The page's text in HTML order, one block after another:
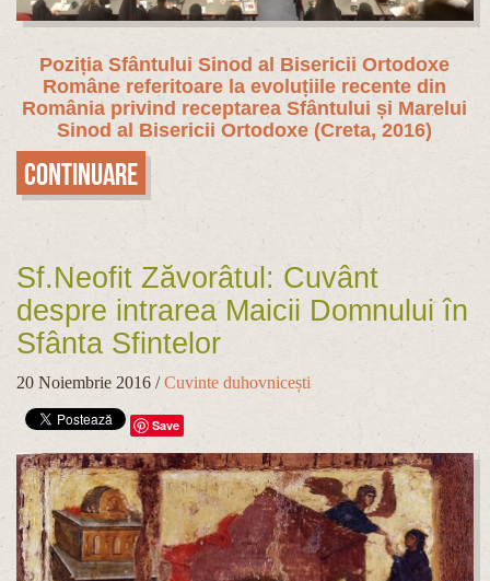
Poziția Sfântului Sinod al Bisericii Ortodoxe
Române referitoare la evoluțiile recente din
România privind receptarea Sfântului și Marelui
Sinod al Bisericii Ortodoxe (Creta, 2016)
Continuare
Sf.Neofit Zăvorâtul: Cuvânt
despre intrarea Maicii Domnului în
Sfânta Sfintelor
20 Noiembrie 2016 /Cuvinte duhovnicești
Save